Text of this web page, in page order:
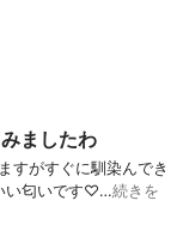
ましたわ
すがすぐに馴染んでき
い匂いです♡…続きを